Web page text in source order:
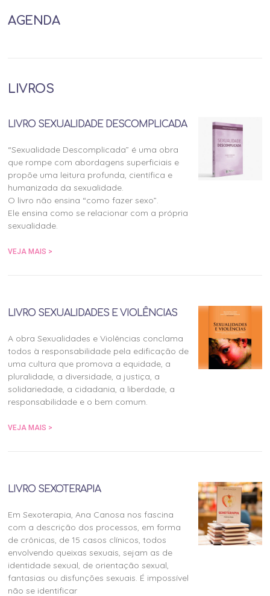
AGENDA
LIVROS
LIVRO SEXUALIDADE DESCOMPLICADA
“Sexualidade Descomplicada” é uma obra
que rompe com abordagens superficiais e
propõe uma leitura profunda, científica e
humanizada da sexualidade.
O livro não ensina “como fazer sexo”.
Ele ensina como se relacionar com a própria
sexualidade.
VEJA MAIS >
LIVRO SEXUALIDADES E VIOLÊNCIAS
A obra Sexualidades e Violências conclama
todos à responsabilidade pela edificação de
uma cultura que promova a equidade, a
pluralidade, a diversidade, a justiça, a
solidariedade, a cidadania, a liberdade, a
responsabilidade e o bem comum.
VEJA MAIS >
LIVRO SEXOTERAPIA
Em Sexoterapia, Ana Canosa nos fascina
com a descrição dos processos, em forma
de crônicas, de 15 casos clínicos, todos
envolvendo queixas sexuais, sejam as de
identidade sexual, de orientação sexual,
fantasias ou disfunções sexuais. É impossível
não se identificar